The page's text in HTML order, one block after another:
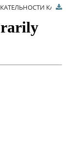
ПОВЫШЕНИЕ ИНВЕСТИЦИОННОЙ ПРИВЛЕКАТЕЛЬНОСТИ КАК НАПРАВЛЕНИЕ СОЦИАЛЬНО-ЭКОНОМИЧЕСКОЙ ПОЛИТИКИ МУНИЦИПАЛЬНОГО ОБРАЗОВАНИЯ НА ПРИМЕРЕ МОНОГОРОДА